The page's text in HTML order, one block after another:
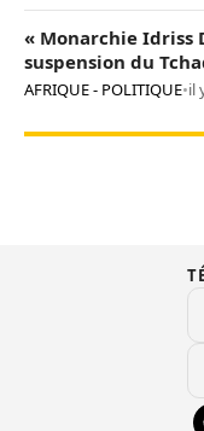
« Monarchie Idriss
suspension du
AFRIQUE - POLITIQUE•il